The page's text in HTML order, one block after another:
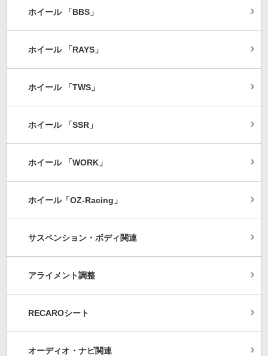
ホイール 「BBS」
ホイール 「RAYS」
ホイール 「TWS」
ホイール 「SSR」
ホイール 「WORK」
ホイール「OZ-Racing」
サスペンション・ボディ関連
アライメント調整
RECAROシート
オーディオ・ナビ関連